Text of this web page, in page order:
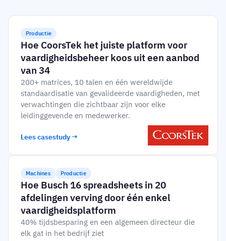
Productie
Hoe CoorsTek het juiste platform voor
vaardigheidsbeheer koos uit een aanbod
van 34
200+ matrices, 10 talen en één wereldwijde
standaardisatie van gevalideerde vaardigheden, met
verwachtingen die zichtbaar zijn voor elke
leidinggevende en medewerker.
Lees casestudy →
Machines Productie
Hoe Busch 16 spreadsheets in 20
afdelingen verving door één enkel
vaardigheidsplatform
40% tijdsbesparing en een algemeen directeur die
elk gat in het bedrijf ziet